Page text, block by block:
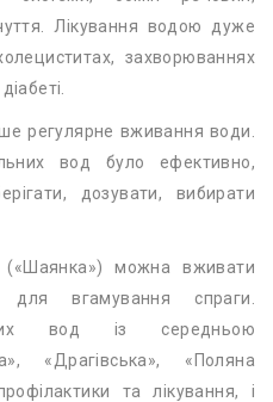
Лікування водою дуже
захворюваннях
регулярне вживання води.
вод було ефективно,
дозувати, вибирати
(«Шаянка») можна вживати
вгамування спраги.
вод із середньою
«Драгівська», «Поляна
та лікування, і